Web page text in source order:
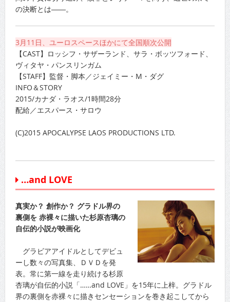
の決断とは――。
3月11日、ユーロスペースほかにて全国順次公開
【CAST】ロッシフ・サザーランド、サラ・ボッツフォード、
ヴィタヤ・パンスリンガム
【STAFF】監督・脚本／ジェイミー・M・ダグ
INFO＆STORY
2015/カナダ・ラオス/1時間28分
配給／エスパース・サロウ
(C)2015 APOCALYPSE LAOS PRODUCTIONS LTD.
…and LOVE
真実か？ 創作か？ グラドル界の
裏側を 赤裸々に描いた杉原杏璃の
自伝的小説が映画化
グラビアアイドルとしてデビュ
ーし数々の写真集、ＤＶＤを発
表。常に第一線を走り続ける杉原
杏璃が自伝的小説「……and LOVE」を15年に上梓。グラドル
界の裏側を赤裸々に描きセンセーションを巻き起こしてから